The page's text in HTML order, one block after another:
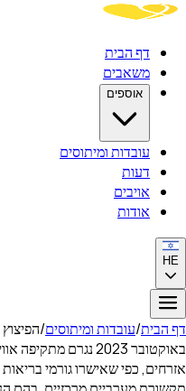
דף הבית
משאבים
אוספים
עובדות ומיתוסים
דעות
אויבים
אודות
HE
דף הבית/עובדות ומיתוסים/
אזרחים, כפי שאישרו גורמי